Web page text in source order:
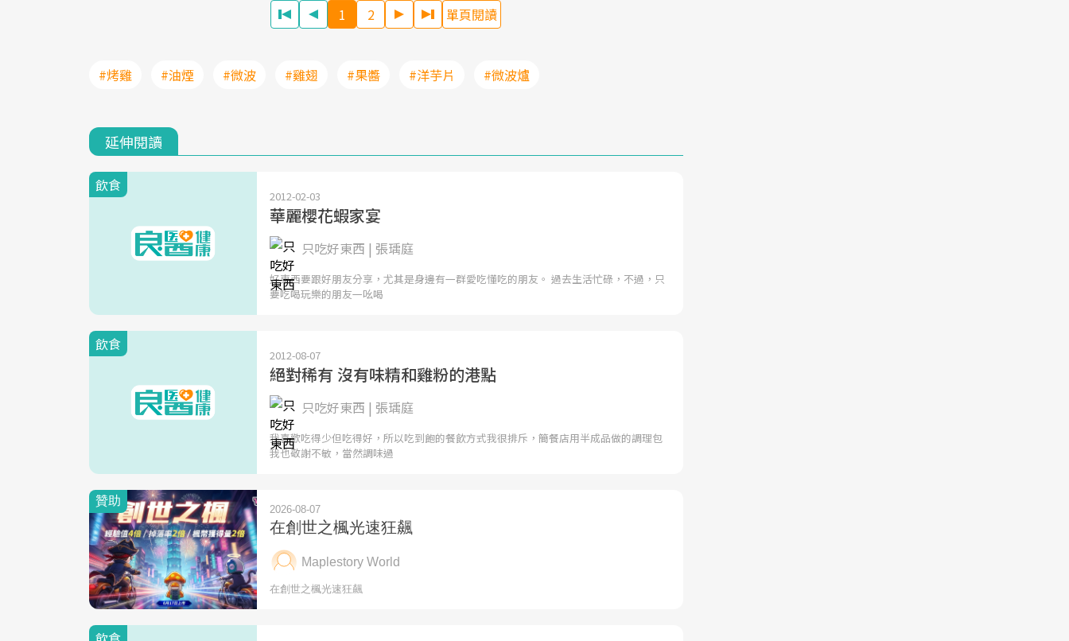
1 2 單頁閱讀
#烤雞 #油煙 #微波 #雞翅 #果醬 #洋芋片 #微波爐
延伸閱讀
飲食
2012-02-03
華麗櫻花蝦家宴
只吃好東西 | 張瑀庭
好東西要跟好朋友分享，尤其是身邊有一群愛吃懂吃的朋友。 過去生活忙碌，不過，只
要吃喝玩樂的朋友一吆喝
飲食
2012-08-07
絕對稀有 沒有味精和雞粉的港點
只吃好東西 | 張瑀庭
我喜歡吃得少但吃得好，所以吃到飽的餐飲方式我很排斥，簡餐店用半成品做的調理包
我也敬謝不敏，當然調味過